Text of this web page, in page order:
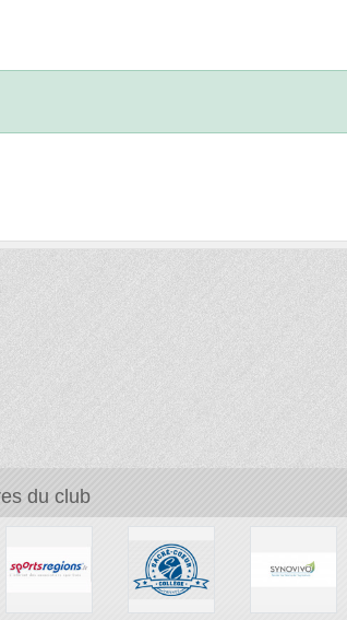
du club